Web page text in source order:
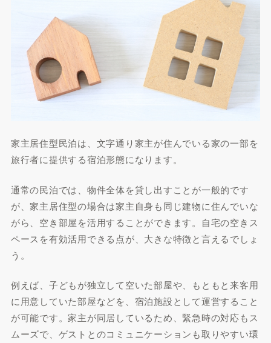
家主居住型民泊は、文字通り家主が住んでいる家の一部を
旅行者に提供する宿泊形態になります。
通常の民泊では、物件全体を貸し出すことが一般的です
が、家主居住型の場合は家主自身も同じ建物に住んでいな
がら、空き部屋を活用することができます。自宅の空きス
ペースを有効活用できる点が、大きな特徴と言えるでしょ
う。
例えば、子どもが独立して空いた部屋や、もともと来客用
に用意していた部屋などを、宿泊施設として運営すること
が可能です。家主が同居しているため、緊急時の対応もス
ムーズで、ゲストとのコミュニケーションも取りやすい環